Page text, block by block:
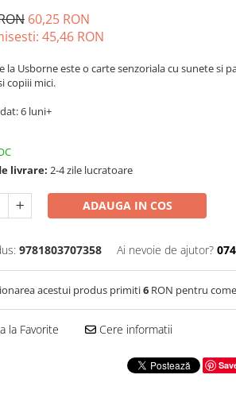
60,25 RON
45,46 RON
la Usborne este o carte senzoriala cu sunete si
copiii mici.
6 luni+
livrare: 2-4 zile lucratoare
ADAUGA IN COS
9781803707358 Ai nevoie de ajutor?
acestui produs primiti6 RON pentru
la Favorite Cere informatii